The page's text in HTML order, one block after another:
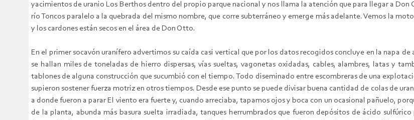
yacimientos de uranio Los Berthos dentro del propio parque nacional y nos llama la atención que para llegar a
río Toncos paralelo a la quebrada del mismo nombre, que corre subterráneo y emerge más adelante. Vemos la
y los cardones están secos en el área de Don Otto.
En el primer socavón uranífero advertimos su caída casi vertical que por los datos recogidos concluye en la napa
se hallan miles de toneladas de hierro dispersas, vías sueltas, vagonetas oxidadas, cables, alambres, latas y
tablones de alguna construcción que sucumbió con el tiempo. Todo diseminado entre escombreras de una
supieron sostener fuerza motriz en otros tiempos. Desde ese punto se puede divisar buena cantidad de colas de
a donde fueron a parar El viento era fuerte y, cuando arreciaba, tapamos ojos y boca con un ocasional pañuelo,
de la planta, abunda más basura suelta irradiada, tanques herrumbrados que fueron depósitos de ácido